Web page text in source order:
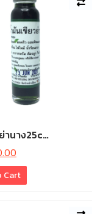
านาง25c…
Cart